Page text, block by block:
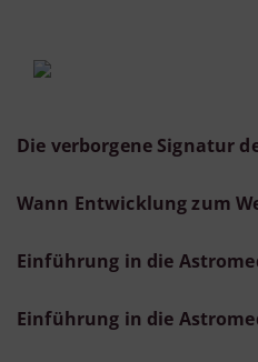
Die verborgene Signatur
Wann Entwicklung zum
Einführung in die
Einführung in die